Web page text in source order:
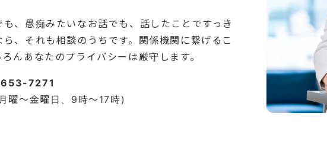
も、愚痴みたいなお話でも、話したことですっき
ら、それも相談のうちです。関係機関に繋げるこ
んあなたのプライバシーは厳守します。
7271
曜～金曜日、9時～17時)